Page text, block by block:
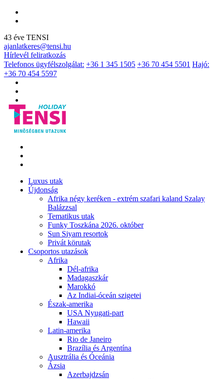
43 éve TENSI
ajanlatkeres@tensi.hu
Hírlevél feliratkozás
Telefonos ügyfélszolgálat: +36 1 345 1505 +36 70 454 5501 Hajó:
+36 70 454 5597
Luxus utak
Újdonság
Afrika négy keréken - extrém szafari kaland Szalay
Balázzsal
Tematikus utak
Funky Toszkána 2026. október
Sun Siyam resortok
Privát körutak
Csoportos utazások
Afrika
Dél-afrika
Madagaszkár
Marokkó
Az Indiai-óceán szigetei
Észak-amerika
USA Nyugati-part
Hawaii
Latin-amerika
Rio de Janeiro
Brazília és Argentína
Ausztrália és Óceánia
Ázsia
Azerbajdzsán